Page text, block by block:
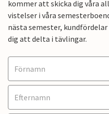
kommer att skicka dig våra
vistelser i våra
nästa semester,
dig att delta i tävlingar.